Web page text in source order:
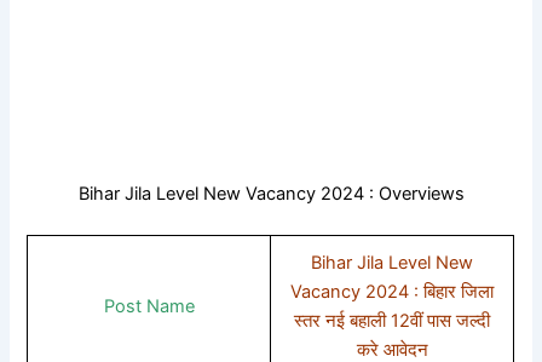
Bihar Jila Level New Vacancy 2024 : Overviews
Post Name
Bihar Jila Level New
Vacancy 2024 : बिहार जिला
स्तर नई बहाली 12वीं पास जल्दी
करे आवेदन